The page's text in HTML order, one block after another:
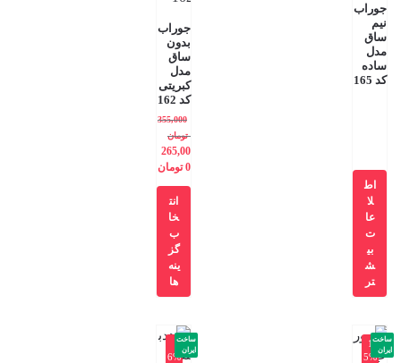
جوراب
نیم
ساق
مدل
ساده
کد 165
اط
لا
عا
ت
بی
ش
تر
جوراب
بدون
ساق
مدل
کبریتی
کد 162
355,000
تومان
265,00
0 تومان
انت
خا
ب
گز
ینه
ها
-1
5%
ساخت
ایران
-
6%
ساخت
ایران